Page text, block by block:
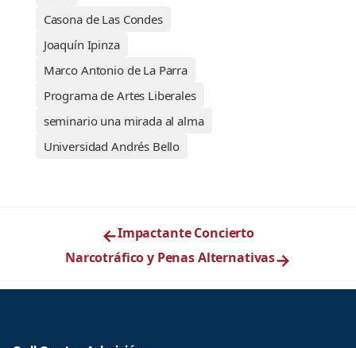
Casona de Las Condes
Joaquín Ipinza
Marco Antonio de La Parra
Programa de Artes Liberales
seminario una mirada al alma
Universidad Andrés Bello
←Impactante Concierto
Narcotráfico y Penas Alternativas→